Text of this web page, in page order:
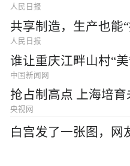
人民日报
共享制造，生产也能
人民日报
谁让重庆江畔山村“美
中国新闻网
抢占制高点 上海培
央视网
白宫发了一张图，网